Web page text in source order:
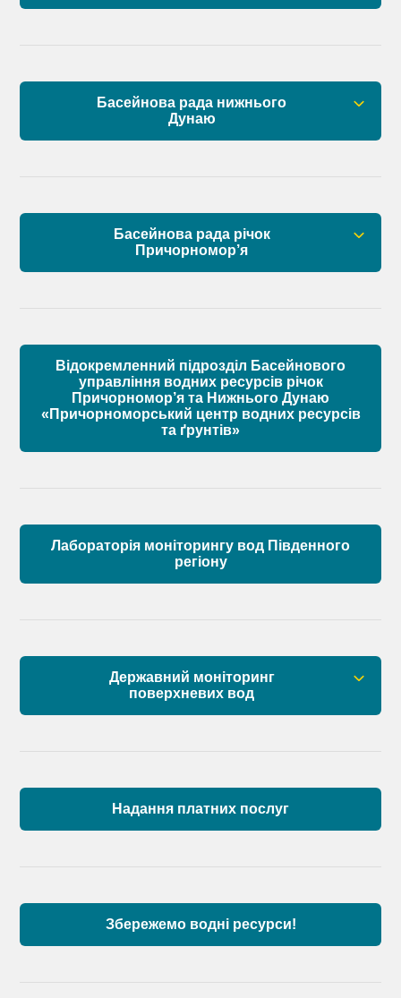
Басейнова рада нижнього
Дунаю
Склад Басейнової ради нижнього Дунаю
Басейнова рада річок
Причорномор’я
Склад Басейнової ради річок Причорномор’я
Матеріали
Відокремленний підрозділ Басейнового
управління водних ресурсів річок
Причорномор’я та Нижнього Дунаю
«Причорноморський центр водних ресурсів
та ґрунтів»
Лабораторія моніторингу вод Південного
регіону
Державний моніторинг
поверхневих вод
Надання платних послуг
Збережемо водні ресурси!